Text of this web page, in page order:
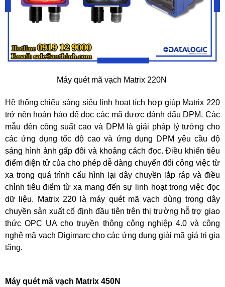
Máy quét mã vạch Matrix 220N
Hệ thống chiếu sáng siêu linh hoạt tích hợp giúp Matrix 220
trở nên hoàn hảo để đọc các mã được đánh dấu DPM. Các
mẫu đèn công suất cao và DPM là giải pháp lý tưởng cho
các ứng dụng tốc độ cao và ứng dụng DPM yêu cầu độ
sáng hình ảnh gấp đôi và khoảng cách đọc. Điều khiển tiêu
điểm điện tử của cho phép dễ dàng chuyển đổi công việc từ
xa trong quá trình cấu hình lại dây chuyền lắp ráp và điều
chỉnh tiêu điểm từ xa mang đến sự linh hoạt trong việc đọc
dữ liệu. Matrix 220 là máy quét mã vạch dùng trong dây
chuyền sản xuất cố định đầu tiên trên thị trường hỗ trợ giao
thức OPC UA cho truyền thông công nghiệp 4.0 và công
nghệ mã vạch Digimarc cho các ứng dụng giải mã giá trị gia
tăng.
Máy quét mã vạch Matrix 450N